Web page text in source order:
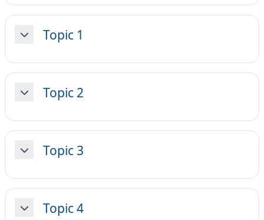
MinimizzaTopic 1
MinimizzaTopic 2
MinimizzaTopic 3
MinimizzaTopic 4